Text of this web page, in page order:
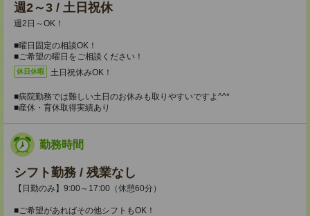
週2～3 / 土日祝休
週2日～OK！
■曜日固定の相談OK！
■ご希望の曜日をご相談ください！
休日休暇 土日祝休みOK！
■病院勤務では難しい土日のお休みも取りやすいですよ^^*
■産休・育休取得実績あり
勤務時間
シフト勤務 / 残業なし
【日勤のみ】9:00～17:00（休憩60分）
■ご希望があればその他シフトもOK！